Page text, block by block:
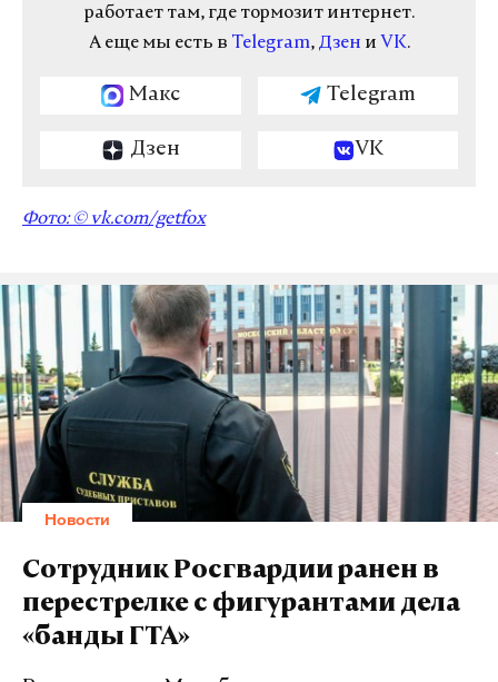
работает там, где тормозит интернет.
А еще мы есть в Telegram, Дзен и VK.
Макс Telegram
Дзен VK
Фото: © vk.com/getfox
Новости
Сотрудник Росгвардии ранен в
перестрелке с фигурантами дела
«банды ГТА»